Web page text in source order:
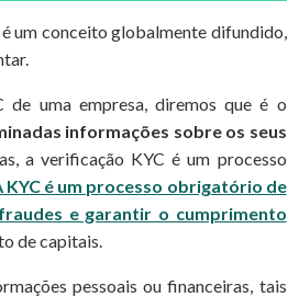
é um conceito globalmente difundido,
de uma empresa, diremos que é o
informações sobre os seus
a verificação KYC é um processo
KYC é um processo obrigatório de
e garantir o cumprimento
de capitais.
pessoais ou financeiras, tais